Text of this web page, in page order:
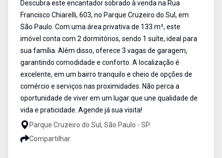
Descubra este encantador sobrado à venda na Rua
Francisco Chiarelli, 603, no Parque Cruzeiro do Sul, em
São Paulo. Com uma área privativa de 133 m², este
imóvel conta com 2 dormitórios, sendo 1 suíte, ideal para
sua família. Além disso, oferece 3 vagas de garagem,
garantindo comodidade e conforto. A localização é
excelente, em um bairro tranquilo e cheio de opções de
comércio e serviços nas proximidades. Não perca a
oportunidade de viver em um lugar que une qualidade de
vida e praticidade. Agende já sua visita!
Parque Cruzeiro do Sul, São Paulo - SP
Compartilhar